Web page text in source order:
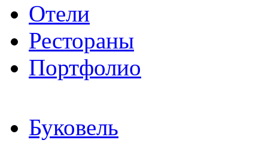
Отели
Рестораны
Портфолио
Буковель